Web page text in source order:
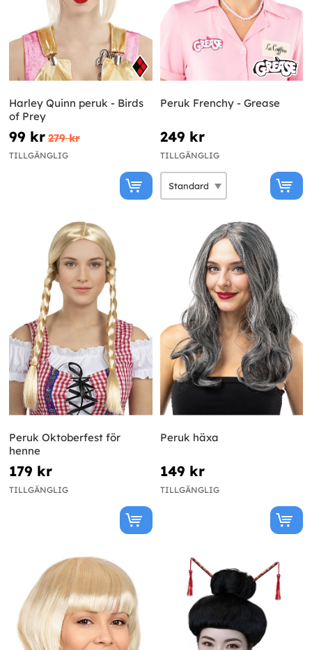
Harley Quinn peruk - Birds
of Prey
99 kr 279 kr
TILLGÄNGLIG
Peruk Frenchy - Grease
249 kr
TILLGÄNGLIG
Peruk Oktoberfest för
henne
179 kr
TILLGÄNGLIG
Peruk häxa
149 kr
TILLGÄNGLIG